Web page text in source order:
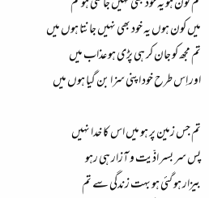
میں کون ہوں یہ خود بھی نہیں جانتا ہوں میں
تم مجھ کو جان کر ہی پڑی ہو عذاب میں
اور اِس طرح خود اپنی سزا بن گیا ہوں میں
تم جس زمین پر ہو میں اس کا خدا نہیں
پس سر بسر اذّیت و آزار ہی رہو
بیزار ہو گئی ہو بہت زندگی سے تم